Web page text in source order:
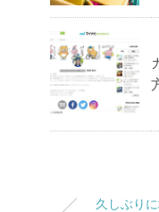
久しぶり